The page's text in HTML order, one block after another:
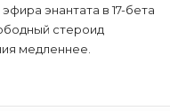
энантата в 17-бета
стероид
медленнее.